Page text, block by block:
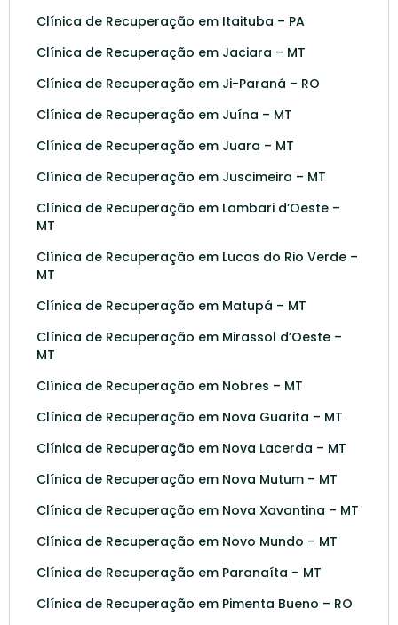
Clínica de Recuperação em Itaituba – PA
Clínica de Recuperação em Jaciara – MT
Clínica de Recuperação em Ji-Paraná – RO
Clínica de Recuperação em Juína – MT
Clínica de Recuperação em Juara – MT
Clínica de Recuperação em Juscimeira – MT
Clínica de Recuperação em Lambari d’Oeste –
MT
Clínica de Recuperação em Lucas do Rio Verde –
MT
Clínica de Recuperação em Matupá – MT
Clínica de Recuperação em Mirassol d’Oeste –
MT
Clínica de Recuperação em Nobres – MT
Clínica de Recuperação em Nova Guarita – MT
Clínica de Recuperação em Nova Lacerda – MT
Clínica de Recuperação em Nova Mutum – MT
Clínica de Recuperação em Nova Xavantina – MT
Clínica de Recuperação em Novo Mundo – MT
Clínica de Recuperação em Paranaíta – MT
Clínica de Recuperação em Pimenta Bueno – RO